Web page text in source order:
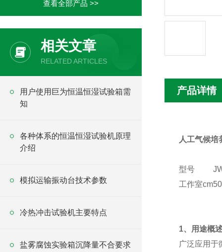
查看全部产品 >>
相关文章
RELATED ARTICLES
用户使用巨为恒温恒湿试验箱需
知
各种体系的恒温恒湿试验机原理
介绍
模拟运输振动台技术参数
冷热冲击试验机主要特点
盐雾腐蚀实验箱沉降量不合要求
产品详情
人工气候培
型号
工作室cm
1、用途概
广泛应用于